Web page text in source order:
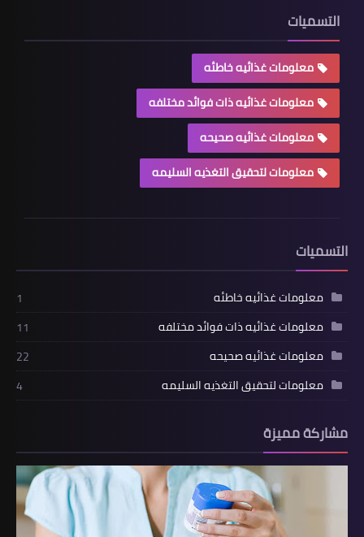
التسميات
معلومات غذائيه خاطئه
معلومات غذائيه ذات فوائد مختلفه
معلومات غذائيه صحيحه
معلومات لتحقيق التغذيه السليمه
التسميات
معلومات غذائيه خاطئه
1
معلومات غذائيه ذات فوائد مختلفه
11
معلومات غذائيه صحيحه
22
معلومات لتحقيق التغذيه السليمه
4
مشاركة مميزة